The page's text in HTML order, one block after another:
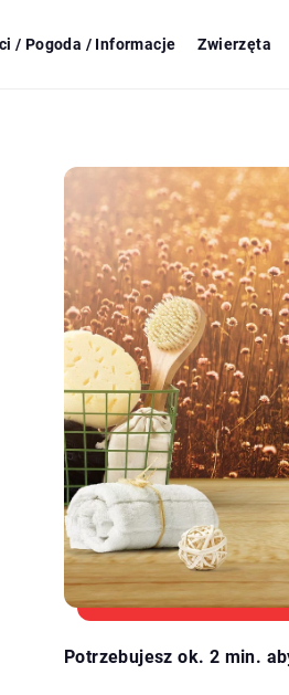
/ Pogoda / Informacje Zwierzęta
Potrzebujesz ok. 2 min.